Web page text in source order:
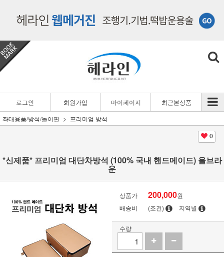
로그인 회원가입 마이페이지
최근본상품
좌대용품/방석/놀이판
프리미엄 방석
0
*신제품* 프리미엄 대단차방석 (100% 국내 핸드메이드) 올브라
운
상품가 200,000원
배송비
(조건) 지역별
수량